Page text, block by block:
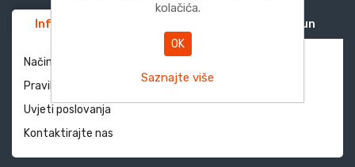
Informacije Moj račun
Način dostave i povrati
Pravila privatnosti
Uvjeti poslovanja
Kontaktirajte nas
kolačića.
OK
Saznajte više